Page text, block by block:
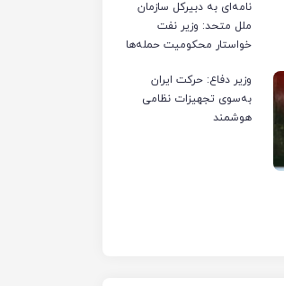
نامه‌ای به دبیرکل سازمان
ملل متحد: وزیر نفت
خواستار محکومیت حمله‌ها
ایران شد
وزیر دفاع: حرکت ایران
به‌سوی تجهیزات نظامی
هوشمند